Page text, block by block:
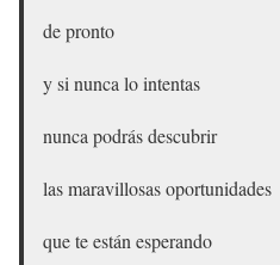
de pronto
y si nunca lo intentas
nunca podrás descubrir
las maravillosas oportunidades
que te están esperando